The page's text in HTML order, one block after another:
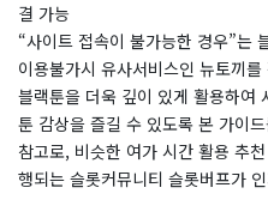
결 가능
“사이트 접속이 불가능한 경우”는
이용불가시 유사서비스인 뉴토끼
블랙툰을 더욱 깊이 있게 활용하여
툰 감상을 즐길 수 있도록 본 가이
참고로, 비슷한 여가 시간 활용 추
행되는 슬롯커뮤니티 슬롯버프가